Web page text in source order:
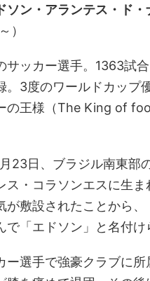
ソン・アランテス・ド・
）
サッカー選手。1363試
。3度のワールドカップ
の王様（The King of
23日、ブラジル南東部
ス・コラソンエスに生
が敷設されたことから、
で「エドソン」と名付け
ー選手で強豪クラブに所